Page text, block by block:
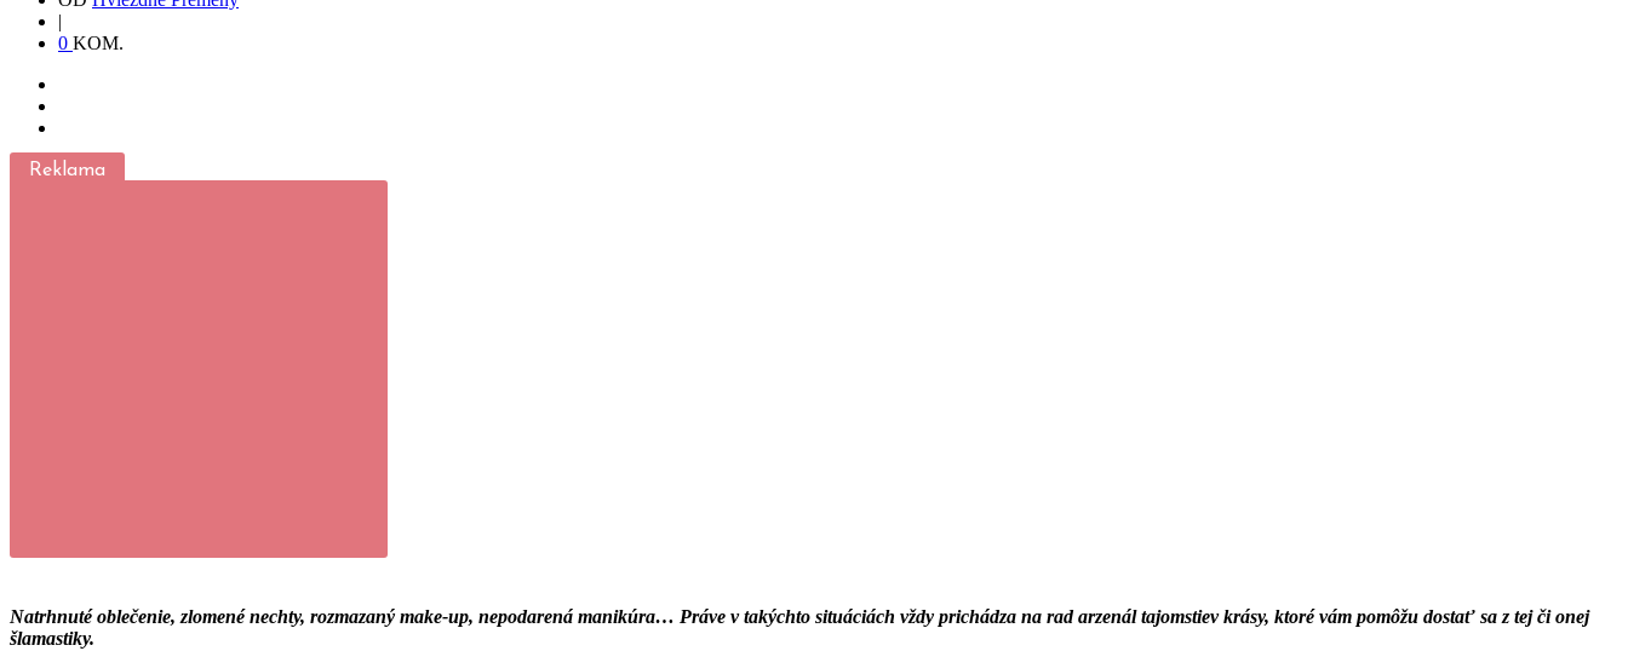
|
0 KOM.
Natrhnuté oblečenie, zlomené nechty, rozmazaný make-up, nepodarená manikúra… Práve v takýchto situáciách vždy prichádza na rad arzenál tajomstiev krásy, ktoré vám pomôžu dostať sa z tej či onej
šlamastiky.